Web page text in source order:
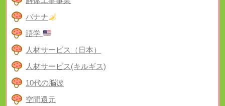
バナナ
語学
人材サービス（日本）
人材サービス(キルギス)
10代の脳波
空間還元